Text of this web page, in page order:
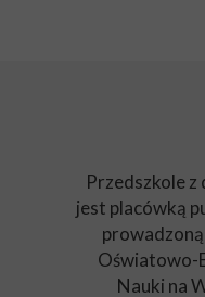
Przedszkole z
jest placówką
Oświatowo-
Nauki na